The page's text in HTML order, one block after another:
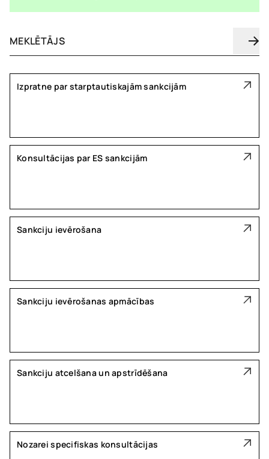
Izpratne par starptautiskajām sankcijām
Konsultācijas par ES sankcijām
Sankciju ievērošana
Sankciju ievērošanas apmācības
Sankciju atcelšana un apstrīdēšana
Nozarei specifiskas konsultācijas